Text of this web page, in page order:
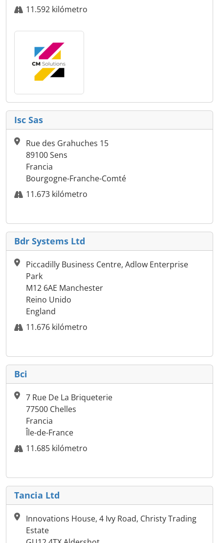
11.592 kilómetro
Isc Sas
Rue des Grahuches 15
89100 Sens
Francia
Bourgogne-Franche-Comté
11.673 kilómetro
Bdr Systems Ltd
Piccadilly Business Centre, Adlow Enterprise
Park
M12 6AE Manchester
Reino Unido
England
11.676 kilómetro
Bci
7 Rue De La Briqueterie
77500 Chelles
Francia
Île-de-France
11.685 kilómetro
Tancia Ltd
Innovations House, 4 Ivy Road, Christy Trading
Estate